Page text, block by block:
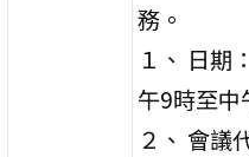
務。
１、 日期
午9時至中
２、 會議